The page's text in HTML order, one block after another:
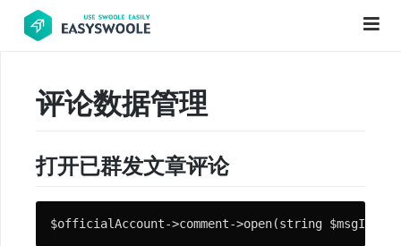
项
前
PHP
评论数据管理
打开已群发文章评论
$officialAccount->comment->open(string $msgId,